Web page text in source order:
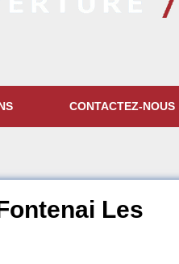
CONTACTEZ-NOUS
Les